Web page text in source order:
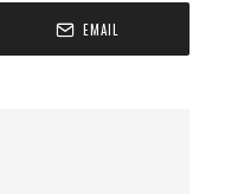
EMAIL